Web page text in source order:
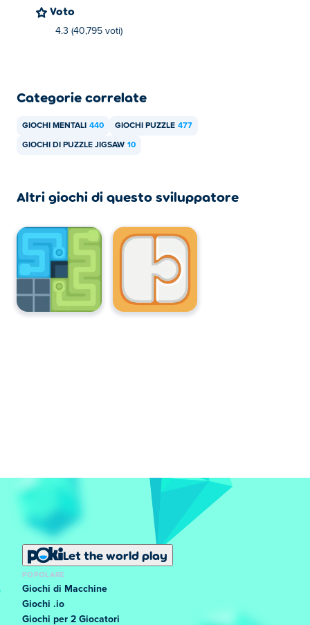
Voto
4.3 (40,795 voti)
Categorie correlate
GIOCHI MENTALI 440 GIOCHI PUZZLE 477
GIOCHI DI PUZZLE JIGSAW 10
Altri giochi di questo sviluppatore
Let the world play
POPOLARE
Giochi di Macchine
Giochi .io
Giochi per 2 Giocatori